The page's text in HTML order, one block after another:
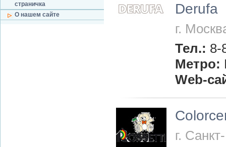
страничка
О нашем сайте
Derufa
г.
Тел.: 8-
Метро:
Web-
г.